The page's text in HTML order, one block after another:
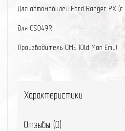
Для автомобилей Ford Ranger PX (с
для CS049R
Производитель OME (Old Man Emu)
Характеристики
Отзывы (0)